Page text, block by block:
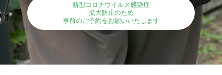
新型コロナウイルス感染症
拡大防止のため
事前のご予約をお願いいたします